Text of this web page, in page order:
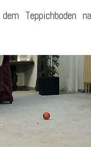
Teppichboden